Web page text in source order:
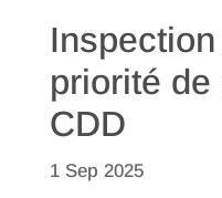
priorité
CDD
1 Sep 2025